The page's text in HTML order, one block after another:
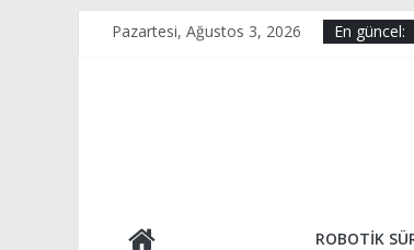
Pazartesi, Ağustos 3, 2026 En güncel:
ROBOTIK